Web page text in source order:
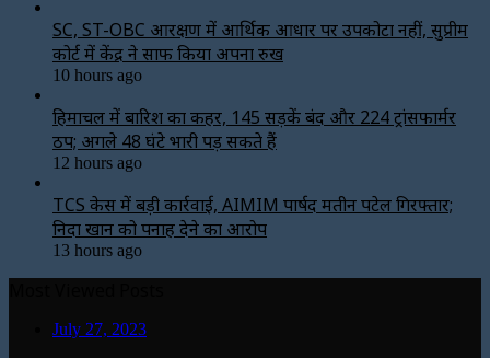
SC, ST-OBC आरक्षण में आर्थिक आधार पर उपकोटा नहीं, सुप्रीम
कोर्ट में केंद्र ने साफ किया अपना रुख
10 hours ago
हिमाचल में बारिश का कहर, 145 सड़कें बंद और 224 ट्रांसफार्मर
ठप; अगले 48 घंटे भारी पड़ सकते हैं
12 hours ago
TCS केस में बड़ी कार्रवाई, AIMIM पार्षद मतीन पटेल गिरफ्तार;
निदा खान को पनाह देने का आरोप
13 hours ago
July 27, 2023